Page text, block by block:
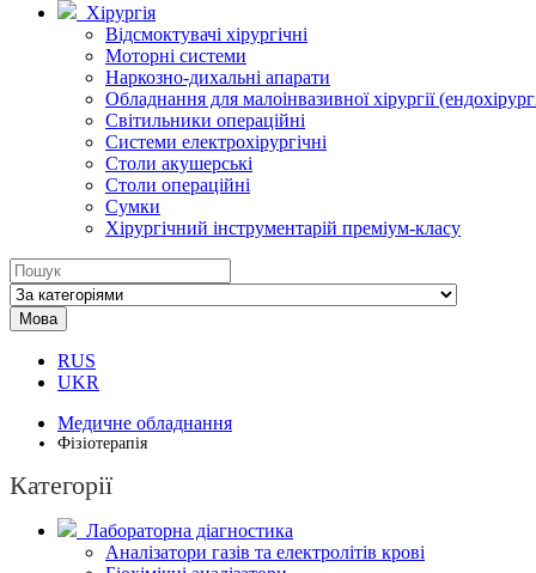
Хірургія
Відсмоктувачі хірургічні
Моторні системи
Наркозно-дихальні апарати
Обладнання для малоінвазивної хірургії
Світильники операційні
Системи електрохірургічні
Столи акушерські
Столи операційні
Сумки
Хірургічний інструментарій преміум-класу
Мова
RUS
UKR
Медичне обладнання
Фізіотерапія
Категорії
Лабораторна діагностика
Аналізатори газів та електролітів крові